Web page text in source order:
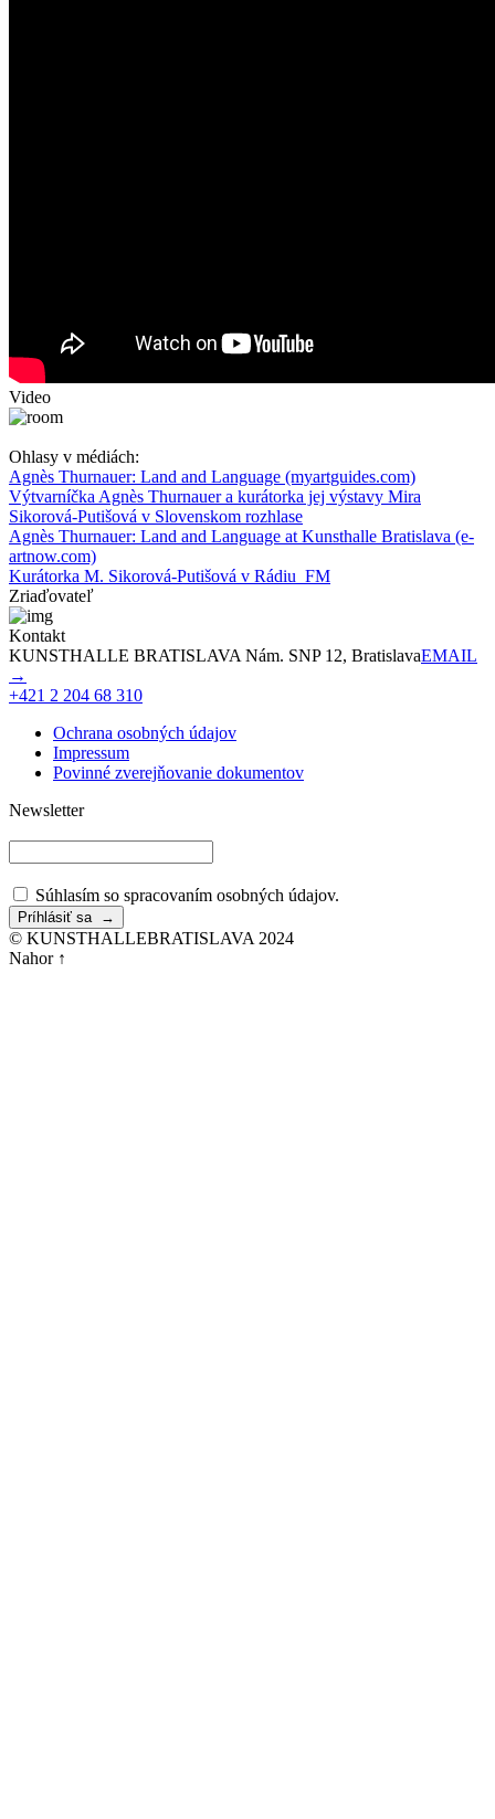
Video
Ohlasy v médiách:
Agnès Thurnauer: Land and Language (myartguides.com)
Výtvarníčka Agnès Thurnauer a kurátorka jej výstavy Mira
Sikorová-Putišová v Slovenskom rozhlase
Agnès Thurnauer: Land and Language at Kunsthalle Bratislava (e-
artnow.com)
Kurátorka M. Sikorová-Putišová v Rádiu_FM
Zriaďovateľ
Kontakt
KUNSTHALLE BRATISLAVA Nám. SNP 12, BratislavaEMAIL
→
+421 2 204 68 310
Ochrana osobných údajov
Impressum
Povinné zverejňovanie dokumentov
Newsletter
Súhlasím so spracovaním osobných údajov.
© KUNSTHALLEBRATISLAVA 2024
Nahor ↑